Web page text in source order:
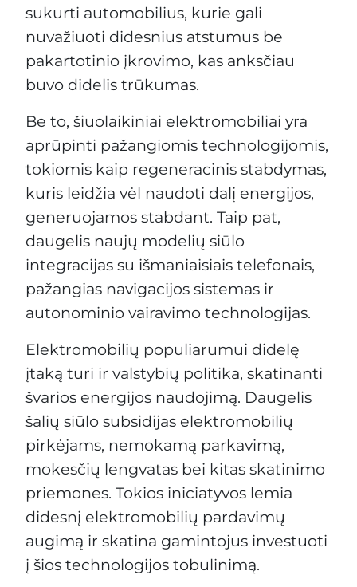
sukurti automobilius, kurie gali
nuvažiuoti didesnius atstumus be
pakartotinio įkrovimo, kas anksčiau
buvo didelis trūkumas.
Be to, šiuolaikiniai elektromobiliai yra
aprūpinti pažangiomis technologijomis,
tokiomis kaip regeneracinis stabdymas,
kuris leidžia vėl naudoti dalį energijos,
generuojamos stabdant. Taip pat,
daugelis naujų modelių siūlo
integracijas su išmaniaisiais telefonais,
pažangias navigacijos sistemas ir
autonominio vairavimo technologijas.
Elektromobilių populiarumui didelę
įtaką turi ir valstybių politika, skatinanti
švarios energijos naudojimą. Daugelis
šalių siūlo subsidijas elektromobilių
pirkėjams, nemokamą parkavimą,
mokesčių lengvatas bei kitas skatinimo
priemones. Tokios iniciatyvos lemia
didesnį elektromobilių pardavimų
augimą ir skatina gamintojus investuoti
į šios technologijos tobulinimą.